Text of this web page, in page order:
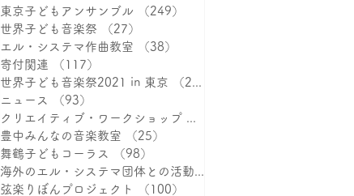
東京子どもアンサンブル
（249）
世界子ども音楽祭
（27）
エル・システマ作曲教室
（38）
寄付関連
（117）
世界子ども音楽祭2021 in 東京
（25）
ニュース
（93）
クリエイティブ・ワークショップ （38）
豊中みんなの音楽教室
（25）
舞鶴子どもコーラス
（98）
海外のエル・システマ団体との活動（15）
弦楽りぼんプロジェクト
（100）